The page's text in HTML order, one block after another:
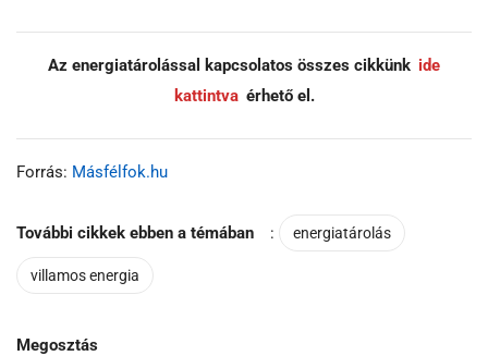
Az energiatárolással kapcsolatos összes cikkünk ide
kattintva érhető el.
Forrás: Másfélfok.hu
További cikkek ebben a témában : energiatárolás
villamos energia
Megosztás